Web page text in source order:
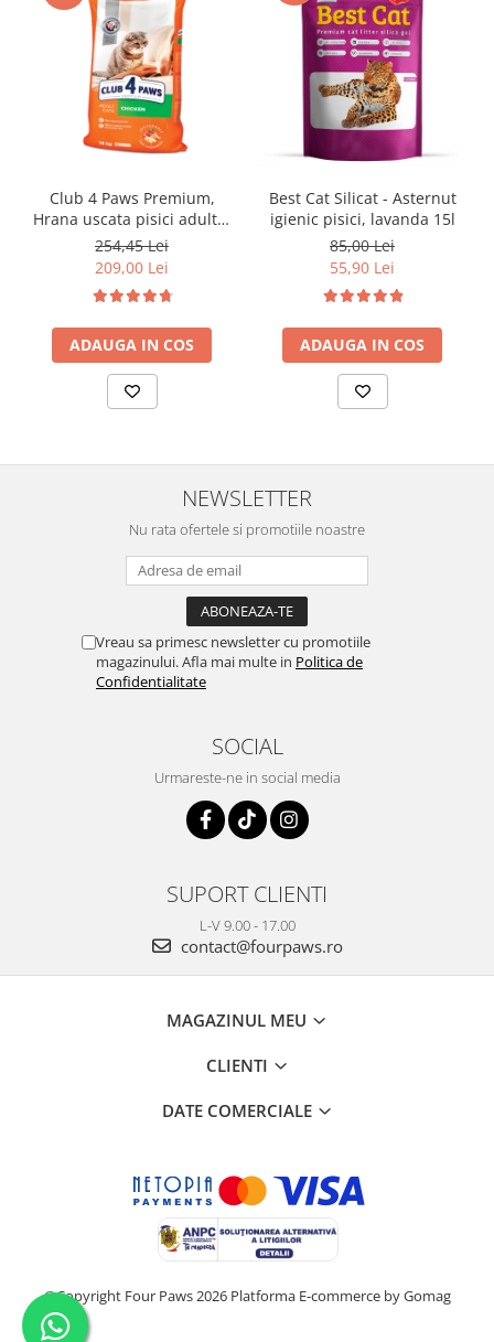
Club 4 Paws Premium,
Hrana uscata pisici adulte,
cu Pui 14kg
254,45 Lei
209,00 Lei
ADAUGA IN COS
Best Cat Silicat - Asternut
igienic pisici, lavanda 15l
85,00 Lei
55,90 Lei
ADAUGA IN COS
NEWSLETTER
Nu rata ofertele si promotiile noastre
Vreau sa primesc newsletter cu promotiile
magazinului. Afla mai multe in Politica de
Confidentialitate
SOCIAL
Urmareste-ne in social media
SUPORT CLIENTI
L-V 9.00 - 17.00
contact@fourpaws.ro
MAGAZINUL MEU
CLIENTI
DATE COMERCIALE
©Copyright Four Paws 2026 Platforma E-commerce by Gomag